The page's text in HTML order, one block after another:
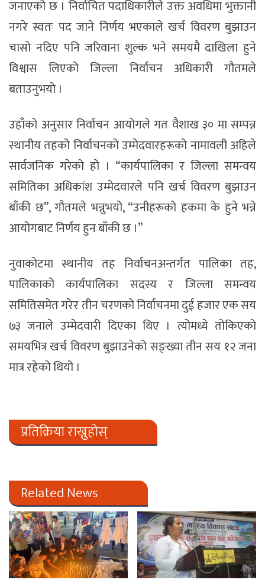
जनाएको छ । निर्वाचित पदाधिकारीले उक्त अवधिमा भुक्तानी
नगरे स्वतः पद जाने निर्णय भएकाले खर्च विवरण बुझाउन
चासो नदिए पनि जरिवाना शुल्क भने समयमै दाखिला हुने
विश्वास लिएको जिल्ला निर्वाचन अधिकारी गौतमले
बताउनुभयो ।
उहाँको अनुसार निर्वाचन आयोगले गत वैशाख ३० मा सम्पन्न
स्थानीय तहको निर्वाचनको उम्मेदवारहरूको नामावली अहिले
सार्वजनिक गरेको हो । “कार्यपालिका र जिल्ला समन्वय
समितिका अधिकांश उम्मेदवारले पनि खर्च विवरण बुझाउन
बाँकी छ”, गौतमले भन्नुभयो, “उनीहरूको हकमा के हुने भन्ने
आयोगबाट निर्णय हुन बाँकी छ ।”
नुवाकोटमा स्थानीय तह निर्वाचनअन्तर्गत पालिका तह,
पालिकाको कार्यपालिका सदस्य र जिल्ला समन्वय
समितिसमेत गरेर तीन चरणको निर्वाचनमा दुई हजार एक सय
७३ जनाले उम्मेदवारी दिएका थिए । त्योमध्ये तोकिएको
समयभित्र खर्च विवरण बुझाउनेको सङ्ख्या तीन सय १२ जना
मात्र रहेको थियो ।
प्रतिक्रिया राख्नुहोस्
Related News